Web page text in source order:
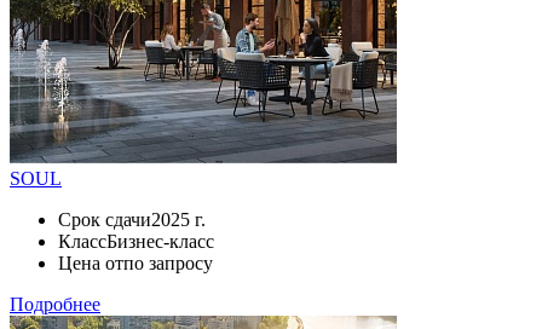
SOUL
Срок сдачи2025 г.
КлассБизнес-класс
Цена отпо запросу
Подробнее